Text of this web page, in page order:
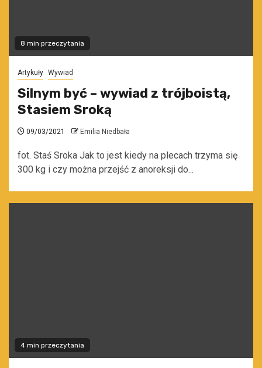
8 min przeczytania
Artykuły Wywiad
Silnym być – wywiad z trójboistą,
Stasiem Sroką
09/03/2021 Emilia Niedbała
fot. Staś Sroka Jak to jest kiedy na plecach trzyma się
300 kg i czy można przejść z anoreksji do...
4 min przeczytania